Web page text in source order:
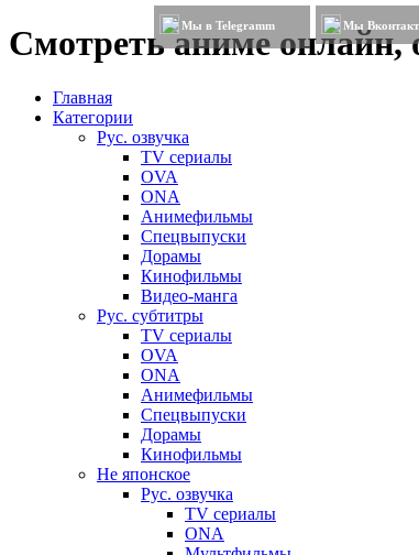
Смотреть аниме онлайн,
Мы в Telegramm Мы
Главная
Категории
Рус. озвучка
TV сериалы
OVA
ONA
Анимефильмы
Спецвыпуски
Дорамы
Кинофильмы
Видео-манга
Рус. субтитры
TV сериалы
OVA
ONA
Анимефильмы
Спецвыпуски
Дорамы
Кинофильмы
Не японское
Рус. озвучка
TV сериалы
ONA